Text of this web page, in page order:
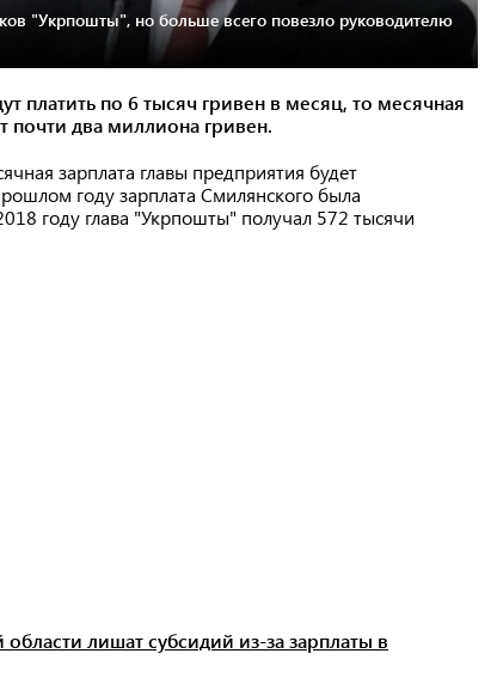
"Укрпошты", но больше всего повезло руководителю
платить по 6 тысяч гривен в месяц, то месячная
почти два миллиона гривен.
зарплата главы предприятия будет
году зарплата Смилянского была
году глава "Укрпошты" получал 572 тысячи
лишат субсидий из-за зарплаты в